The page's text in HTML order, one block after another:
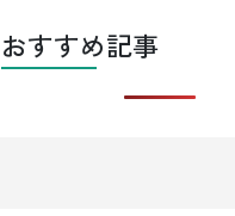
おすすめ記事